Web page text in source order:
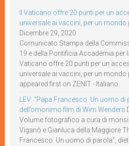
Il Vaticano offre 20 punti per un
universale ai vaccini, per un mondo
Dicembre 29, 2020
Comunicato Stampa della
19 e della Pontificia Accademia per
Vaticano offre 20 punti per un
universale ai vaccini, per un mondo
appeared first on ZENIT - Italiano.
LEV: “Papa Francesco. Un uomo
dell’omonimo film di Wim Wenders
Volume fotografico a cura di
Viganò e Gianluca della Maggiore
Francesco. Un uomo di parola”,